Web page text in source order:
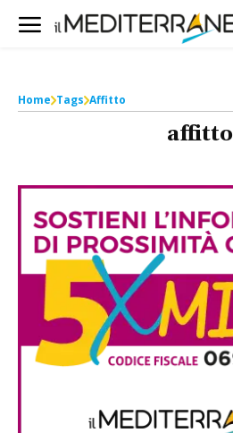
Home Tags Affitto
affitto